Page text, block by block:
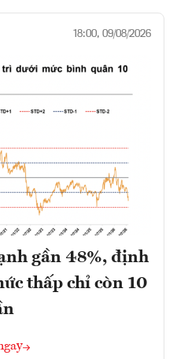
18:00, 09/08/2026
gần 48%, định
thấp chỉ còn 10